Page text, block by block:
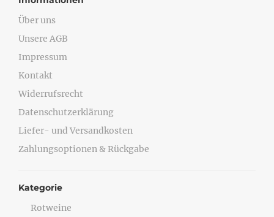
Über uns
Unsere AGB
Impressum
Kontakt
Widerrufsrecht
Datenschutzerklärung
Liefer- und Versandkosten
Zahlungsoptionen & Rückgabe
Kategorie
Rotweine